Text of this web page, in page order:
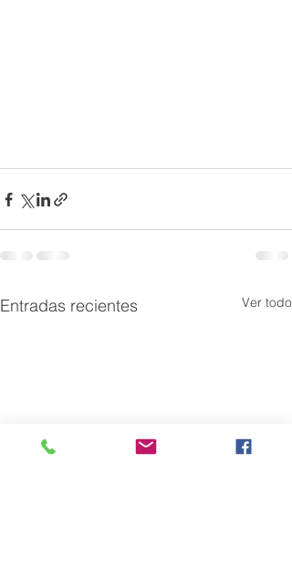
Entradas recientes Ver todo